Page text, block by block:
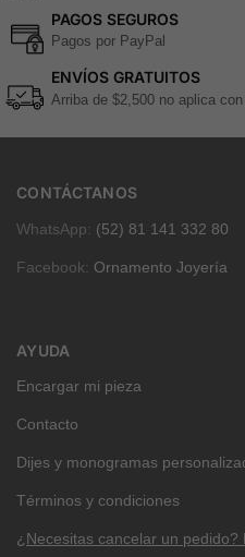
PAGOS SEGUROS
Pagos por PayPal
ENVÍOS GRATUITOS
Arriba de $2,500 no aplica
CONTÁCTANOS
WhatsApp: (52) 81 141 332 80
Facebook: Ornamento Joyería
AYUDA
Encargar mi pieza
Contacto
Dijes y monogramas
Términos y condiciones
¿Necesitas cancelar un pedido?